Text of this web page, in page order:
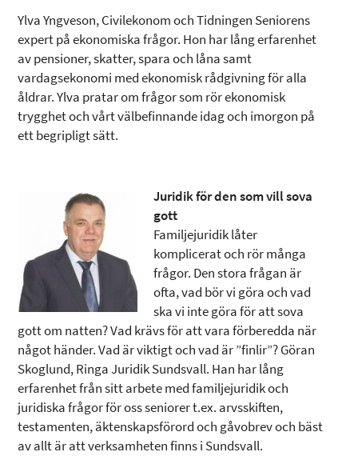
Ylva Yngveson, Civilekonom och Tidningen Seniorens
expert på ekonomiska frågor. Hon har lång erfarenhet
av pensioner, skatter, spara och låna samt
vardagsekonomi med ekonomisk rådgivning för alla
åldrar. Ylva pratar om frågor som rör ekonomisk
trygghet och vårt välbefinnande idag och imorgon på
ett begripligt sätt.
Juridik för den som vill sova
gott
Familjejuridik låter
komplicerat och rör många
frågor. Den stora frågan är
ofta, vad bör vi göra och vad
ska vi inte göra för att sova
gott om natten? Vad krävs för att vara förberedda när
något händer. Vad är viktigt och vad är ”finlir”? Göran
Skoglund, Ringa Juridik Sundsvall. Han har lång
erfarenhet från sitt arbete med familjejuridik och
juridiska frågor för oss seniorer t.ex. arvsskiften,
testamenten, äktenskapsförord och gåvobrev och bäst
av allt är att verksamheten finns i Sundsvall.